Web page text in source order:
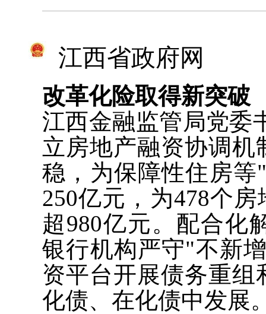
江西省政府网
改革化险取得新突破
江西金融监管局党委
立房地产融资协调机
稳，为保障性住房
250亿元，为478个
超980亿元。配合化
银行机构严守"不新
资平台开展债务重组
化债、在化债中发展